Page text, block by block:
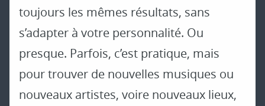
toujours les mêmes résultats, sans
s’adapter à votre personnalité. Ou
presque. Parfois, c’est pratique, mais
pour trouver de nouvelles musiques ou
nouveaux artistes, voire nouveaux lieux,